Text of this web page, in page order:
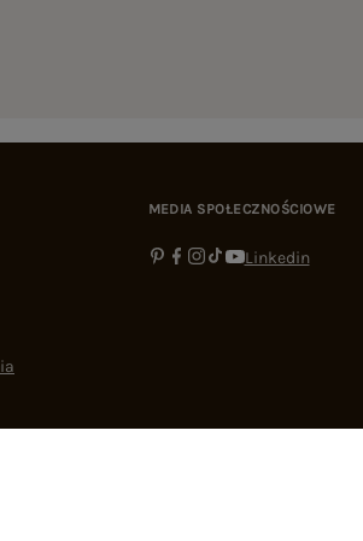
MEDIA SPOŁECZNOŚCIOWE
Linkedin